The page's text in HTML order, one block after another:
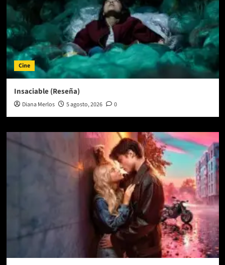
Cine
Insaciable (Reseña)
Diana Merlos 5 agosto, 2026 0